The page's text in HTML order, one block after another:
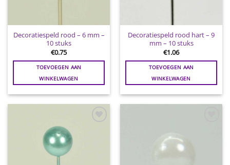
Decoratiespeld rood – 6 mm –
10 stuks
€0.75
TOEVOEGEN AAN
WINKELWAGEN
Decoratiespeld rood hart – 9
mm – 10 stuks
€1.06
TOEVOEGEN AAN
WINKELWAGEN